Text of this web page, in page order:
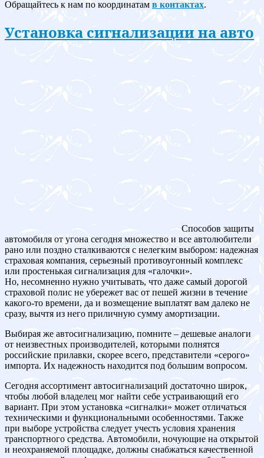
Обращайтесь к нам по координатам в контактах.
Установка сигнализации на авто
Способов защиты
автомобиля от угона сегодня множество и все автолюбители
рано или поздно сталкиваются с нелегким выбором: надежная
страховая компания, серьезный противоугонный комплекс
или простенькая сигнализация для «галочки».
Но, несомненно нужно учитывать, что даже самый дорогой
страховой полис не убережет вас от пешей жизни в течение
какого-то времени, да и возмещение выплатят вам далеко не
сразу, вычтя из него приличную сумму амортизации.
Выбирая же автосигнализацию, помните – дешевые аналоги
от неизвестных производителей, которыми полнятся
российские прилавки, скорее всего, представители «серого»
импорта. Их надежность находится под большим вопросом.
Сегодня ассортимент автосигнализаций достаточно широк,
чтобы любой владелец мог найти себе устраивающий его
вариант. При этом установка «сигналки» может отличаться
техническими и функциональными особенностями. Также
при выборе устройства следует учесть условия хранения
транспортного средства. Автомобили, ночующие на открытой
и неохраняемой площадке, должны снабжаться качественной